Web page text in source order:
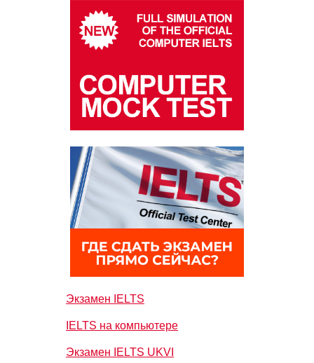
Экзамен IELTS
IELTS на компьютере
Экзамен IELTS UKVI